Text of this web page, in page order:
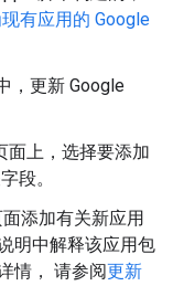
有应用的 Google
，更新 Google
面上，选择要添加
段。
面添加有关新应用
明中解释该应用包
情， 请参阅更新